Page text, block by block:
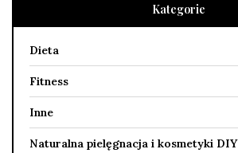
Kategorie
Dieta
Fitness
Inne
Naturalna pielęgnacja i kosmetyki DIY